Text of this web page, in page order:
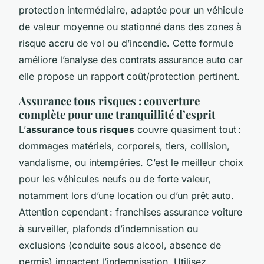
protection intermédiaire, adaptée pour un véhicule
de valeur moyenne ou stationné dans des zones à
risque accru de vol ou d’incendie. Cette formule
améliore l’analyse des contrats assurance auto car
elle propose un rapport coût/protection pertinent.
Assurance tous risques : couverture
complète pour une tranquillité d’esprit
L’assurance tous risques couvre quasiment tout :
dommages matériels, corporels, tiers, collision,
vandalisme, ou intempéries. C’est le meilleur choix
pour les véhicules neufs ou de forte valeur,
notamment lors d’une location ou d’un prêt auto.
Attention cependant : franchises assurance voiture
à surveiller, plafonds d’indemnisation ou
exclusions (conduite sous alcool, absence de
permis) impactent l’indemnisation. Utilisez